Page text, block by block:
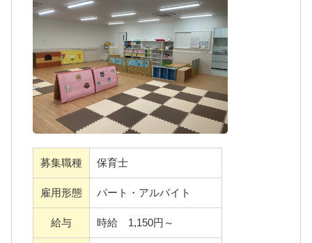
きるような場となるよう、保育士全員で一生
懸命サポートています。
子育て中の女性が幅広く活躍しています！
経験や年齢は問いません。未経験の方はしっ
かりフォローしますし、経験者の方はぜひ経
験値を活かしてご活躍ください。
ここりの森保育園を運営する株式会社プレラ
スは、半日型デイサービスや飲食事業など、
他事業をを展開している福祉関係会社です。
募集職種 保育士
雇用形態 パート・アルバイト
給与 時給 1,150円～